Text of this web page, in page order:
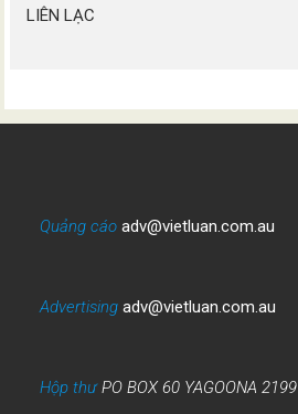
LIÊN LẠC
Quảng cáo adv@vietluan.com.au
Advertising adv@vietluan.com.au
Hộp thưPO BOX 60 YAGOONA 2199